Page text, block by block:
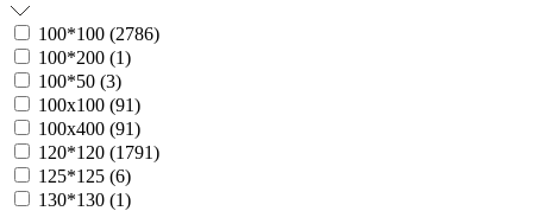
100*100 (2786)
100*200 (1)
100*50 (3)
100х100 (91)
100х400 (91)
120*120 (1791)
125*125 (6)
130*130 (1)